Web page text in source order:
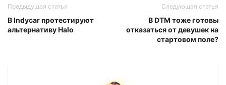
Предыдущая статья
В Indycar протестируют
альтернативу Halo
Следующая статья
В DTM тоже готовы
отказаться от девушек на
стартовом поле?